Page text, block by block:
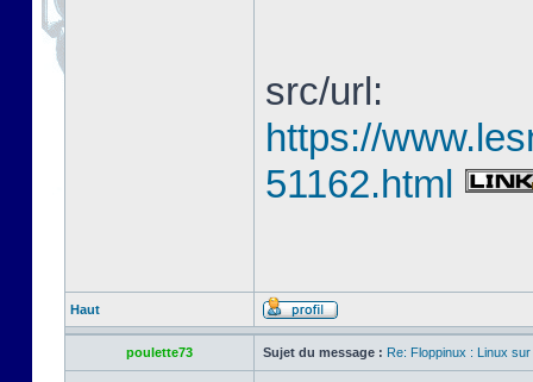
src/url:
https://
51162.html
Haut
poulette73 Sujet du message : Re: Floppinux : Linux